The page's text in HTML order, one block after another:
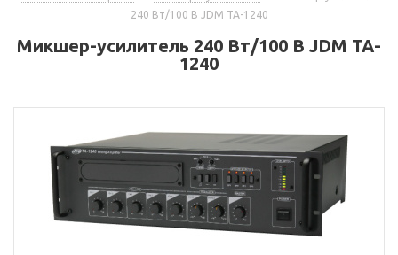
240 Вт/100 В JDM TA-1240
Микшер-усилитель 240 Вт/100 В JDM TA-
1240